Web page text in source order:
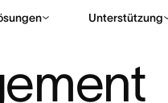
Unterstützung